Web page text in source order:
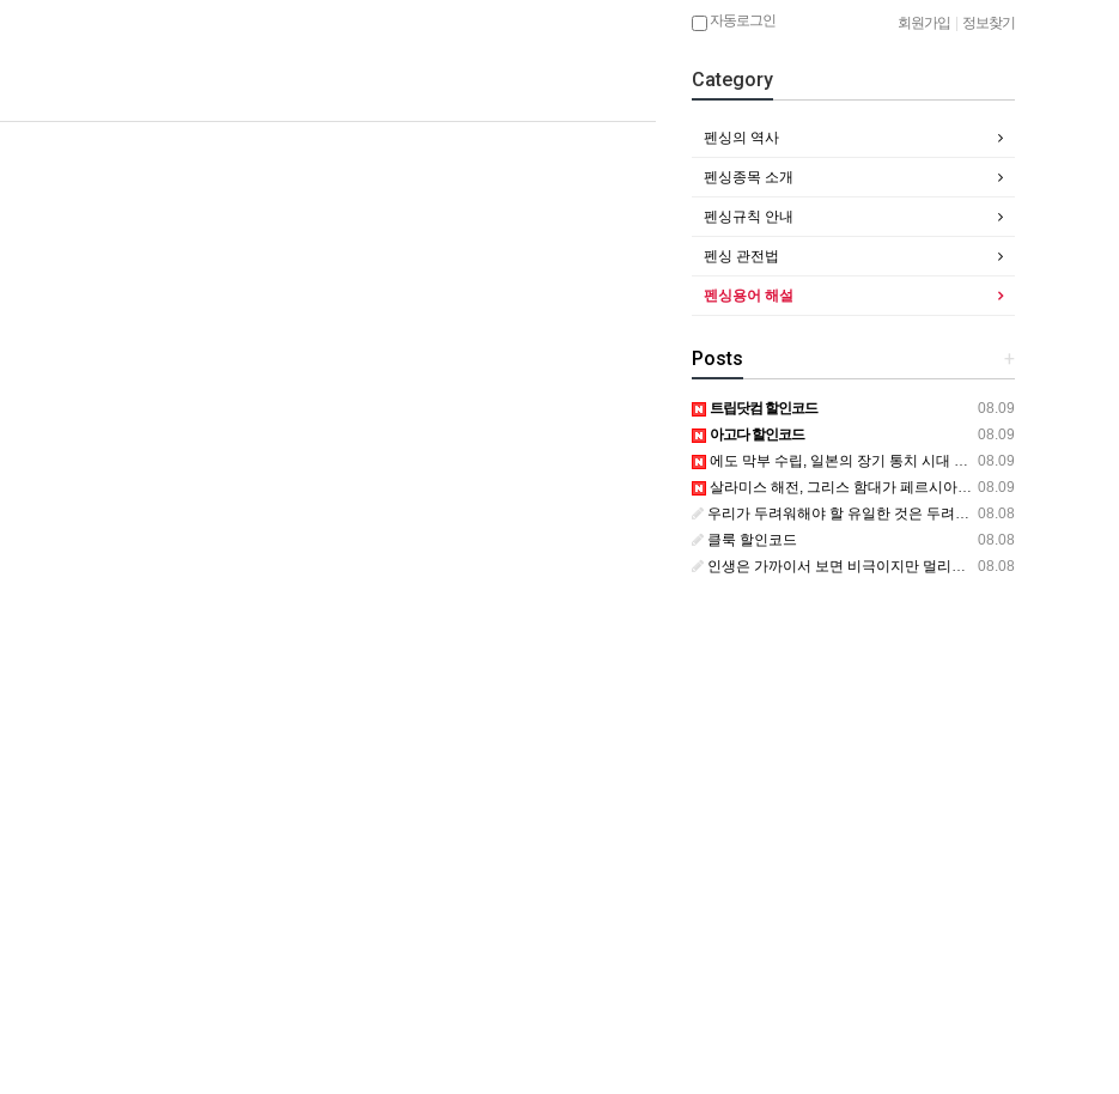
자동로그인 회원가입 정보찾기
Category
펜싱의 역사
펜싱종목 소개
펜싱규칙 안내
펜싱 관전법
펜싱용어 해설
+
Posts
08.09
트립닷컴 할인코드
08.09
아고다 할인코드
08.09
에도 막부 수립, 일본의 장기 통치 시대 시작
08.09
살라미스 해전, 그리스 함대가 페르시아의 진격을 막다
08.08
우리가 두려워해야 할 유일한 것은 두려움 그 자체다
08.08
클룩 할인코드
08.08
인생은 가까이서 보면 비극이지만 멀리서 보면 희극이다